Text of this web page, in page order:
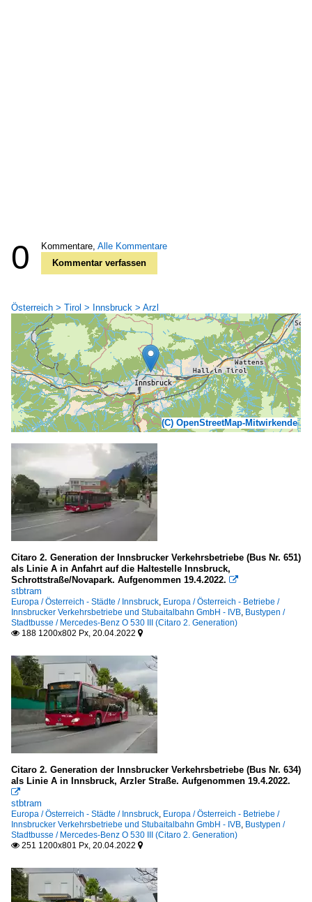
0 Kommentare, Alle Kommentare
Kommentar verfassen
Österreich > Tirol > Innsbruck > Arzl
(C) OpenStreetMap-Mitwirkende
Citaro 2. Generation der Innsbrucker Verkehrsbetriebe (Bus Nr. 651)
als Linie A in Anfahrt auf die Haltestelle Innsbruck,
Schrottstraße/Novapark. Aufgenommen 19.4.2022. 
stbtram
Europa / Österreich - Städte / Innsbruck Europa / Österreich - Betriebe /
Innsbrucker Verkehrsbetriebe und Stubaitalbahn GmbH - IVB Bustypen /
Stadtbusse / Mercedes-Benz O 530 III (Citaro 2. Generation)
 188 1200x802 Px, 20.04.2022 
Citaro 2. Generation der Innsbrucker Verkehrsbetriebe (Bus Nr. 634)
als Linie A in Innsbruck, Arzler Straße. Aufgenommen 19.4.2022.

stbtram
Europa / Österreich - Städte / Innsbruck Europa / Österreich - Betriebe /
Innsbrucker Verkehrsbetriebe und Stubaitalbahn GmbH - IVB Bustypen /
Stadtbusse / Mercedes-Benz O 530 III (Citaro 2. Generation)
 251 1200x801 Px, 20.04.2022 